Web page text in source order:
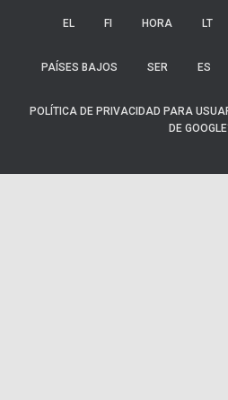
EL FI HORA LT
PAÍSES BAJOS SER ES
POLÍTICA DE PRIVACIDAD PARA
DE